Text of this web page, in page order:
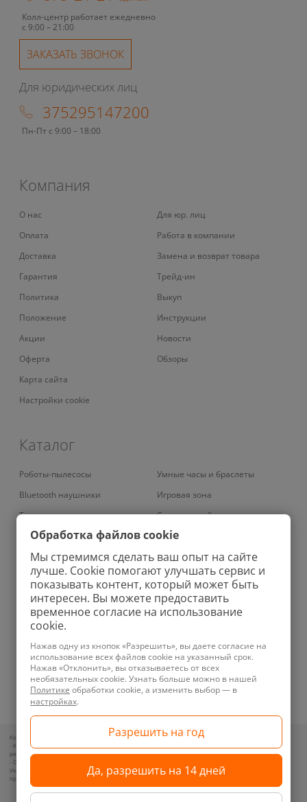
Колл-центр работает ежедневно
с 9:00 – 21:00
ЗАКАЗАТЬ ЗВОНОК
Для юридических лиц
375295147200
Пн-Пт с 9:00 – 18:00
Компания
О нас
Оплата
Доставка
Гарантия
Политика
Положение
Акции
Оферта
Карта сайта
Настройки cookie
Для юр. лиц
Работа в компании
Замена и возврат товара
Трейд-ин
Выкуп
Инструкции
Новости
Обзоры
Каталог
Роботы-пылесосы
Bluetooth наушники
Телевизоры
Умные кондиционеры
Вертикальные пылесосы
Проекторы
Роботы-мойщики окон
Колонки
Планшеты
Телефоны
Техника для уборки
Умные часы и браслеты
Игровая зона
Смарт-устройства
Умный дом
Аудио
Зарядные устройства
Ноутбуки
Бритвы
Ирригаторы
Зубные щетки
Контакты для обращений покупателей по вопросам нарушения их прав:
- Контакт уполномоченного лица и представителя местного исполнительного органа по месту
регистрации ООО «Новотрэнд»: +375292357070
- Отдел торговли и услуг администрации Советского района: +375173181333, +375173608211
Указанные контакты предназначены для связи по вопросам обращения покупателей о нарушении их
прав, в соответствии с законодательством об обращениях граждан и юридических лиц.
2014-2026 XISTORE®
Обработка файлов cookie
Мы стремимся сделать ваш опыт на сайте
лучше. Cookie помогают улучшать сервис и
показывать контент, который может быть
интересен. Вы можете предоставить
временное согласие на использование
cookie.
Нажав одну из кнопок «Разрешить», вы даете согласие на
использование всех файлов cookie на указанный срок.
Нажав «Отклонить», вы отказываетесь от всех
необязательных cookie. Узнать больше можно в нашей
Политике обработки cookie, а изменить выбор — в
настройках.